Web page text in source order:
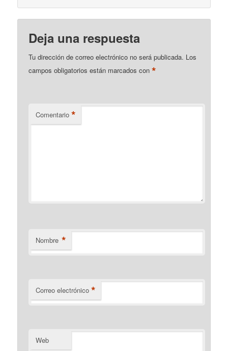
Deja una respuesta
Tu dirección de correo electrónico no será publicada. Los
campos obligatorios están marcados con*
Comentario *
Nombre *
Correo electrónico *
Web